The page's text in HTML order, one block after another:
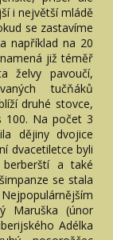
i největší mládě
se zastavíme
například na 20
již téměř
želvy pavoučí,
tučňáků
druhé stovce,
100. Na počet 3
dějiny dvojice
dvacetiletce byli
a také
se stala
Maruška (únor
Adélka